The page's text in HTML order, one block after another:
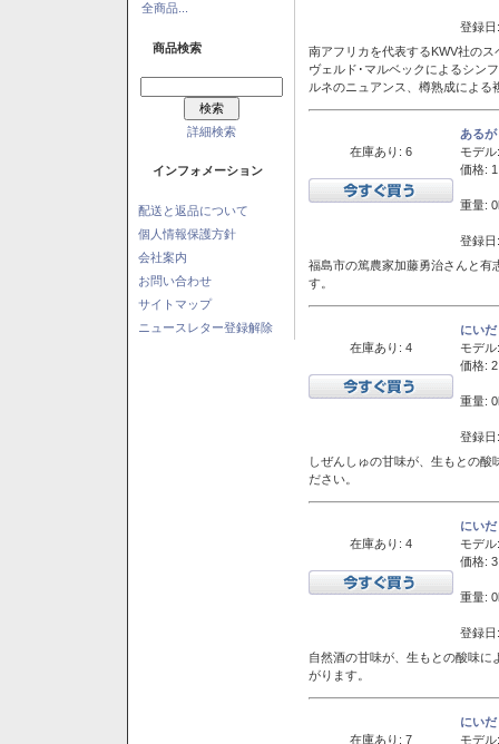
全商品...
商品検索
詳細検索
インフォメーション
配送と返品について
個人情報保護方針
会社案内
お問い合わせ
サイトマップ
ニュースレター登録解除
登録
南アフリカを代表するKWV社の
ヴェルド･マルベックによるシン
ルネのニュアンス、樽熟成によ
在庫あり: 6
ある
モデル:
価格:
重量:
登録
福島市の篤農家加藤勇治さんと有
す。
在庫あり: 4
にい
モデル:
価格:
重量:
登録
しぜんしゅの甘味が、生もとの
ださい。
在庫あり: 4
にい
モデル:
価格:
重量:
登録
自然酒の甘味が、生もとの酸味
がります。
在庫あり: 7
にい
モデル: